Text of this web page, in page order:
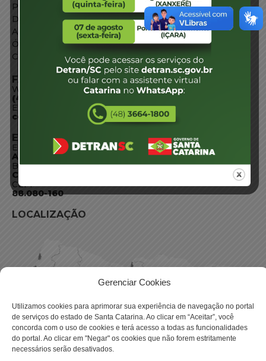
Gerenciar Cookies
Utilizamos cookies para aprimorar sua experiência de navegação no portal
de serviços do estado de Santa Catarina. Ao clicar em “Aceitar”, você
concorda com o uso de cookies e terá acesso a todas as funcionalidades
do portal. Ao clicar em "Negar" os cookies que não forem estritamente
necessários serão desativados.
Portal de Serviços
Diário Oficial
Acesso à Informação
Órgãos do Governo
Conheça SC
FALE CONOSCO
WhatsApp:
(48) 3664-1800
E-mail:
centraldeinformacoes@detran.sc.gov.br
ENDEREÇO
Endereço:
Av. Almirante Tamandaré - 480
Bairro:
Coqueiros, Florianópolis SC
CEP:
88.080-160
LOCALIZAÇÃO